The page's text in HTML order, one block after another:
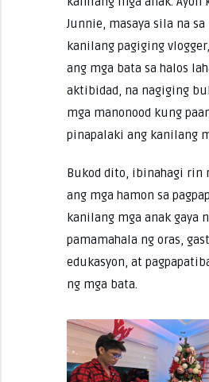
Junnie, masaya sila na
kanilang pagiging
ang mga bata sa halos
aktibidad, na nagiging
mga manonood kung
pinapalaki ang kanilang
Bukod dito, ibinahagi rin
ang mga hamon sa
kanilang mga anak gaya
pamamahala ng oras,
edukasyon, at
ng mga bata.